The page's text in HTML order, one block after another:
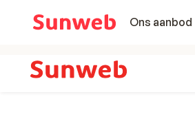
Ons aanbod